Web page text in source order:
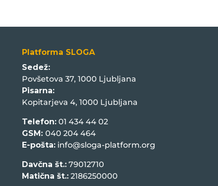
Platforma SLOGA
Sedež:
Povšetova 37, 1000 Ljubljana
Pisarna:
Kopitarjeva 4, 1000 Ljubljana
Telefon:01 434 44 02
GSM: 040 204 464
E-pošta: info@sloga-platform.org
Davčna št.:79012710
Matična št.:2186250000